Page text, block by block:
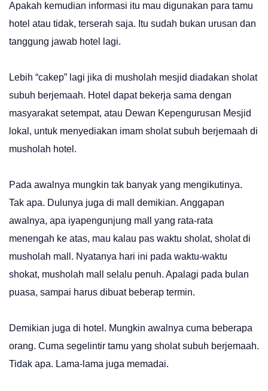
Apakah kemudian informasi itu mau digunakan para tamu
hotel atau tidak, terserah saja. Itu sudah bukan urusan dan
tanggung jawab hotel lagi.
Lebih “cakep” lagi jika di musholah mesjid diadakan sholat
subuh berjemaah. Hotel dapat bekerja sama dengan
masyarakat setempat, atau Dewan Kepengurusan Mesjid
lokal, untuk menyediakan imam sholat subuh berjemaah di
musholah hotel.
Pada awalnya mungkin tak banyak yang mengikutinya.
Tak apa. Dulunya juga di mall demikian. Anggapan
awalnya, apa iyapengunjung mall yang rata-rata
menengah ke atas, mau kalau pas waktu sholat, sholat di
musholah mall. Nyatanya hari ini pada waktu-waktu
shokat, musholah mall selalu penuh. Apalagi pada bulan
puasa, sampai harus dibuat beberap termin.
Demikian juga di hotel. Mungkin awalnya cuma beberapa
orang. Cuma segelintir tamu yang sholat subuh berjemaah.
Tidak apa. Lama-lama juga memadai.